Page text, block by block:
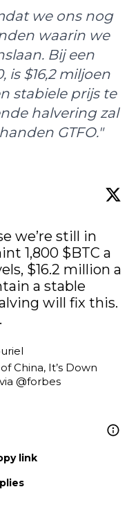
we ons nog
waarin we
Bij een
is $16,2 miljoen
stabiele prijs te
halvering zal
GTFO."
we’re still in
1,800 $BTC a
$16.2 million a
a stable
will fix this.
China, It’s Down
@forbes
link